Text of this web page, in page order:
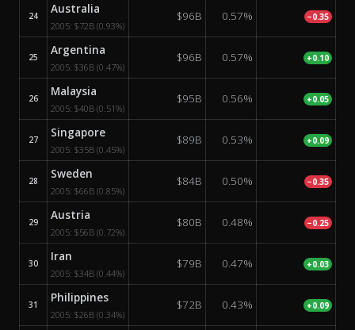
24 Australia
2005: $72B (0.93%)
$96B 0.57% −0.35
25 Argentina
2005: $36B (0.47%)
$96B 0.57% +0.10
26 Malaysia
2005: $40B (0.51%)
$95B 0.56% +0.05
27 Singapore
2005: $35B (0.45%)
$89B 0.53% +0.09
28 Sweden
2005: $66B (0.85%)
$84B 0.50% −0.35
29 Austria
2005: $56B (0.72%)
$80B 0.48% −0.25
30 Iran
2005: $34B (0.44%)
$79B 0.47% +0.03
31 Philippines
2005: $26B (0.34%)
$72B 0.43% +0.09